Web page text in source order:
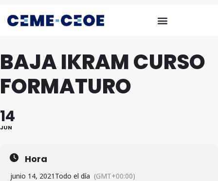
BAJA IKRAM CURSO
FORMATURO
14
JUN
Hora
junio 14, 2021 Todo el día (GMT+00:00)